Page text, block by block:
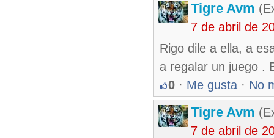
Tigre Avm
7 de abril de
Rigo dile a ella, a
a regalar un juego .
0 · Me gusta · No
Tigre Avm
7 de abril de